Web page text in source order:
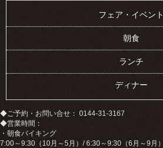
フェア・イベント
朝食
ランチ
ディナー
◆ご予約・お問い合せ： 0144-31-3167
◆営業時間：
・朝食バイキング
7:00～9:30（10月～5月）/ 6:30～9:30（6月～9月）